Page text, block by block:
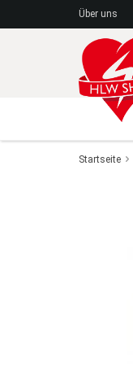
Über uns
Startseite